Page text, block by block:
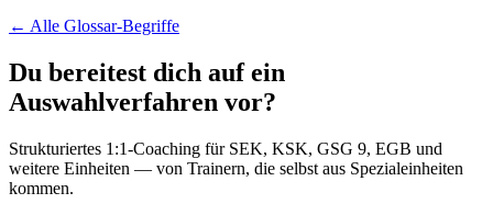
← Alle Glossar-Begriffe
Du bereitest dich auf ein
Auswahlverfahren vor?
Strukturiertes 1:1-Coaching für SEK, KSK, GSG 9, EGB und
weitere Einheiten — von Trainern, die selbst aus Spezialeinheiten
kommen.